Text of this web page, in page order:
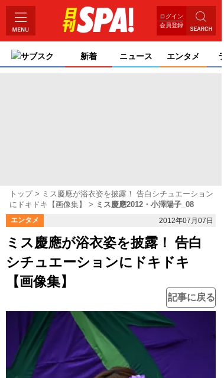
ログイン
会員登録
サブスク 新着 ニュース エンタメ
トップ
ミス慶應が浴衣姿を披露！ 告白シチュエーション
にドキドキ【画像集】
ミス慶應2012・小澤陽子_08
エンタメ 2012年07月07日
ミス慶應が浴衣姿を披露！ 告白
シチュエーションにドキドキ
【画像集】
記事に戻る